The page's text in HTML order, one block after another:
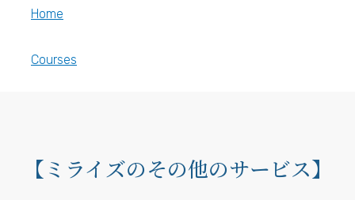
Home
Courses
【ミライズのその他のサービス】